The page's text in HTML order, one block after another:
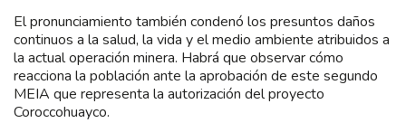
El pronunciamiento también condenó los presuntos daños
continuos a la salud, la vida y el medio ambiente atribuidos a
la actual operación minera. Habrá que observar cómo
reacciona la población ante la aprobación de este segundo
MEIA que representa la autorización del proyecto
Coroccohuayco.